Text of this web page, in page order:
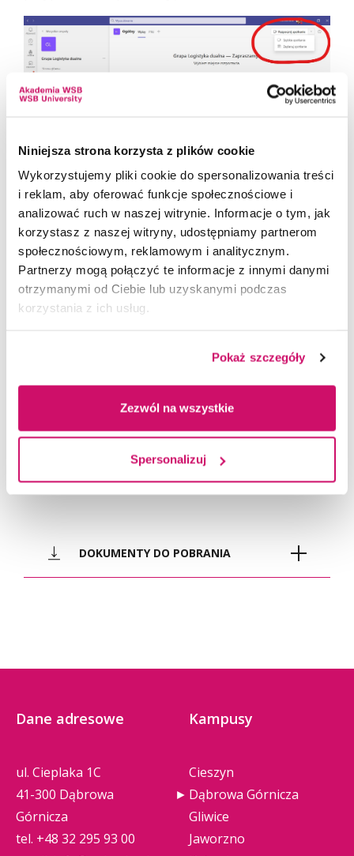
Niniejsza strona korzysta z plików cookie
Wykorzystujemy pliki cookie do spersonalizowania treści
i reklam, aby oferować funkcje społecznościowe i
analizować ruch w naszej witrynie. Informacje o tym, jak
korzystasz z naszej witryny, udostępniamy partnerom
społecznościowym, reklamowym i analitycznym.
Partnerzy mogą połączyć te informacje z innymi danymi
otrzymanymi od Ciebie lub uzyskanymi podczas
korzystania z ich usług.
Pokaż szczegóły
Zezwól na wszystkie
Spersonalizuj
3. W razie problemów prosimy zapoznać się
z instrukcją działania MS Teams (poniżej
w dokumentach do pobrania).
Przed pierwszymi zajęciami
stacjonarnymi prosimy o zapoznanie się
z mapami, na których oznaczono dostępne dla
pracowników parkingi i drogi dojazdowe do
budynków Akademii WSB (do pobrania poniżej).
DOKUMENTY DO POBRANIA
konfigurowanie_opcji_spotkani
pdf
ms_wykladowcaa (465 KB)
pdf mapa_parking_awsb (430 KB)
Przed rozpoczęciem zajęć prosimy o zapoznanie się
z Regulaminem studiów Akademii WSB.
DOKUMENTY DO POBRANIA
Dane adresowe
ul. Cieplaka 1C
41-300 Dąbrowa
Górnicza
tel. +48 32 295 93 00
Kampusy
Cieszyn
Dąbrowa Górnicza
Gliwice
Jaworzno